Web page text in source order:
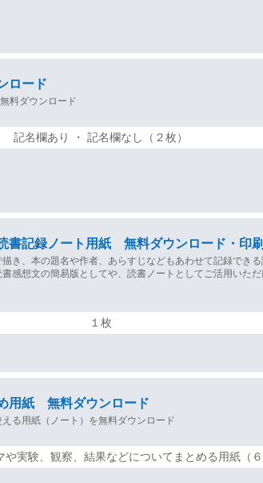
ロード
料ダウンロード
記名欄あり ・ 記名欄なし（２枚）
書記録ノート用紙 無料ダウンロード・印刷
き、本の題名や作者、あらすじなどもあわせて記録でき
感想文の簡易版としてや、読書ノートとしてご活用いただ
１枚
用紙 無料ダウンロード
る用紙（ノート）を無料ダウンロード
や実験、観察、結果などについてまとめる用紙（６